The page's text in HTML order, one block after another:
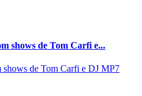
shows de Tom Carfi e...